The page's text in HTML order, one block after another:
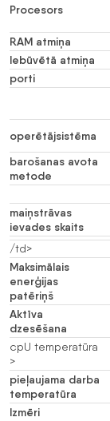
Procesors
RAM atmiņa
Iebūvētā atmiņa
porti
operētājsistēma
barošanas avota
metode
maiņstrāvas
ievades skaits
/td>
Maksimālais
enerģijas
patēriņš
Aktīva
dzesēšana
cpU temperatūra
>
pieļaujama darba
temperatūra
Izmēri